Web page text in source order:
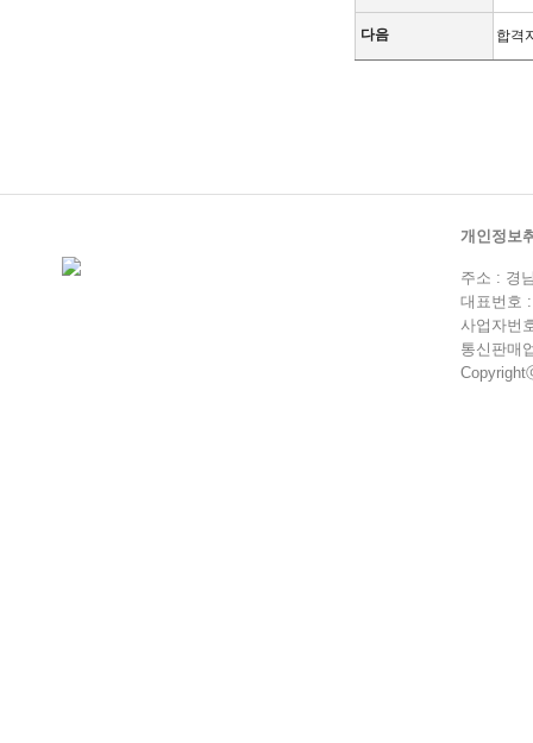
다음 합격
개인정보
주소 : 경
대표번호
사업자번
통신판매